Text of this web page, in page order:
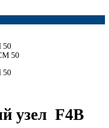
50
50
узел F4B